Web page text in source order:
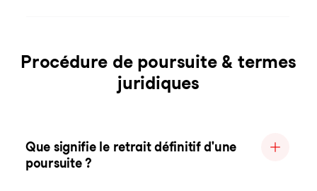
Procédure de poursuite & termes
juridiques
Que signifie le retrait définitif d'une
poursuite ?